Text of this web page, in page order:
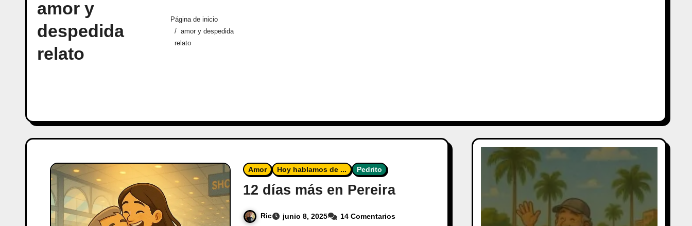
amor y
despedida
relato
Página de inicio
amor y despedida
relato
Amor Hoy hablamos de ... Pedrito
12 días más en Pereira
Ric junio 8, 2025 14 Comentarios